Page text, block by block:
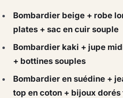
Bombardier beige + robe
plates + sac en cuir souple
Bombardier kaki + jupe
+ bottines souples
Bombardier en suédine +
top en coton + bijoux dorés